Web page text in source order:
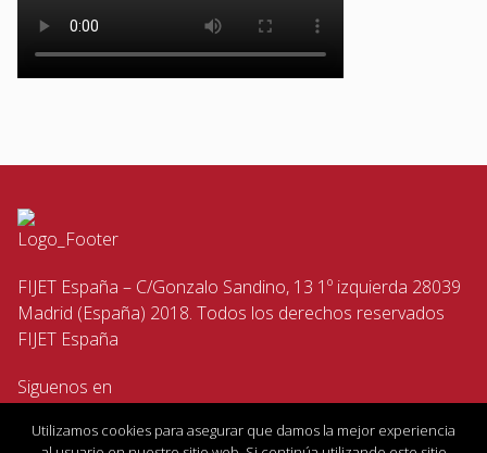
FIJET España – C/Gonzalo Sandino, 13 1º izquierda 28039
Madrid (España) 2018. Todos los derechos reservados
FIJET España
Siguenos en
Utilizamos cookies para asegurar que damos la mejor experiencia